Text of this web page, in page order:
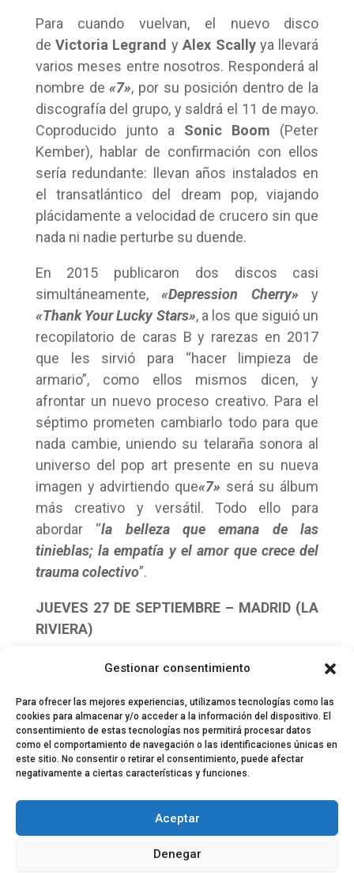
Gestionar consentimiento
Para ofrecer las mejores experiencias, utilizamos tecnologías como las
cookies para almacenar y/o acceder a la información del dispositivo. El
consentimiento de estas tecnologías nos permitirá procesar datos
como el comportamiento de navegación o las identificaciones únicas en
este sitio. No consentir o retirar el consentimiento, puede afectar
negativamente a ciertas características y funciones.
Aceptar
Denegar
Para cuando vuelvan, el nuevo disco
deVictoria Legrand yAlex Scallyya llevará
varios meses entre nosotros. Responderá al
nombre de«7», por su posición dentro de la
discografía del grupo, y saldrá el 11 de mayo.
Coproducido junto a Sonic Boom (Peter
Kember), hablar de confirmación con ellos
sería redundante: llevan años instalados en
el transatlántico del dream pop, viajando
plácidamente a velocidad de crucero sin que
nada ni nadie perturbe su duende.
En 2015 publicaron dos discos casi
simultáneamente,«Depression Cherry» y
«Thank Your Lucky Stars», a los que siguió un
recopilatorio de caras B y rarezas en 2017
que les sirvió para “hacer limpieza de
armario”, como ellos mismos dicen, y
afrontar un nuevo proceso creativo. Para el
séptimo prometen cambiarlo todo para que
nada cambie, uniendo su telaraña sonora al
universo del pop art presente en su nueva
imagen y advirtiendo que«7» será su álbum
más creativo y versátil. Todo ello para
abordar “la belleza que emana de las
tinieblas; la empatía y el amor que crece del
trauma colectivo”.
JUEVES 27 DE SEPTIEMBRE – MADRID (LA
RIVIERA)
VIERNES 28 DE SEPTIEMBRE – BARCELONA
Equipo EPDLT Contacto